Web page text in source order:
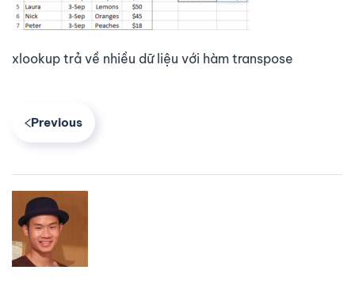
xlookup trả về nhiều dữ liệu với hàm transpose
Previous